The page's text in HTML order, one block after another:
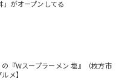
」がオープンしてる
の『Wスープラーメン 塩』（枚方市
メ】